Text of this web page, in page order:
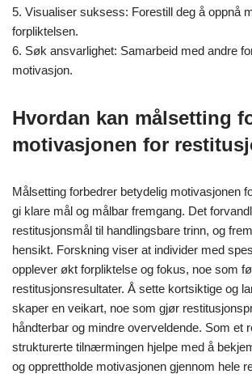
5. Visualiser suksess: Forestill deg å oppnå
forpliktelsen.
6. Søk ansvarlighet: Samarbeid med andre
motivasjon.
Hvordan kan målsetting
motivasjonen for
Målsetting forbedrer betydelig motivasjonen
gi klare mål og målbar fremgang. Det
restitusjonsmål til handlingsbare trinn, og
hensikt. Forskning viser at individer med
opplever økt forpliktelse og fokus, noe som
restitusjonsresultater. Å sette kortsiktige og
skaper en veikart, noe som gjør
håndterbar og mindre overveldende. Som et
strukturerte tilnærmingen hjelpe med å
og opprettholde motivasjonen gjennom hele